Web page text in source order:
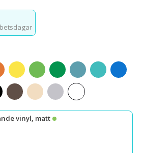
orange
Matt citrongul
Matt äppelgrön
MattgrönMatt blågrön
Matt Tiffany-
Mattblå
svart
Matt mörk kaffe
Matt beigeMatt ljusgrå
Matt vit
vinyl, matt